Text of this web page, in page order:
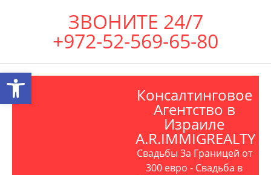
ЗВОНИТЕ 24/7
+972-52-569-65-80
Консалтинговое
Агентство в
Израиле
A.R.IMMIGREALTY
Свадьбы За Границей от
300 евро - Свадьба в
Открыть панель инструментов